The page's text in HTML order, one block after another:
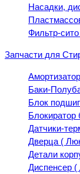
Насадки,
Фильтр-
Запчасти для
Баки-
Блок
Датчики-
Дверца (
Детали
Диспенсер